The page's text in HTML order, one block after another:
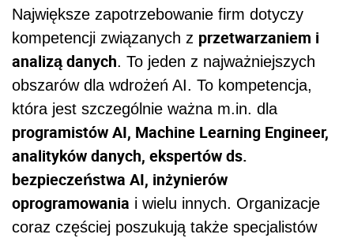
Największe zapotrzebowanie firm dotyczy
kompetencji związanych z przetwarzaniem i
analizą danych. To jeden z najważniejszych
obszarów dla wdrożeń AI. To kompetencja,
która jest szczególnie ważna m.in. dla
programistów AI, Machine Learning Engineer,
analityków danych, ekspertów ds.
bezpieczeństwa AI, inżynierów
oprogramowania i wielu innych. Organizacje
coraz częściej poszukują także specjalistów